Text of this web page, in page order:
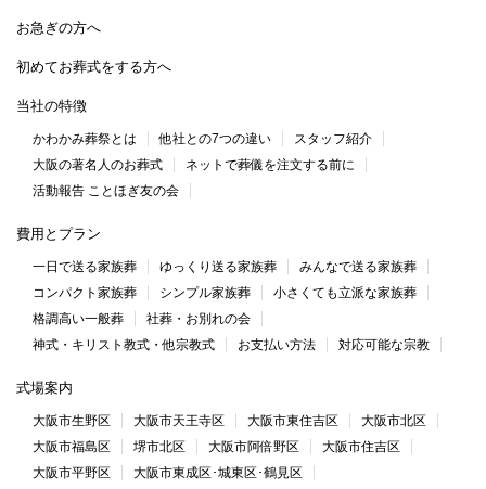
お急ぎの方へ
初めてお葬式をする方へ
当社の特徴
かわかみ葬祭とは 他社との7つの違い
スタッフ紹介
大阪の著名人のお葬式
ネットで葬儀を注文する前に
活動報告 ことほぎ友の会
費用とプラン
一日で送る家族葬 ゆっくり送る家族葬
みんなで送る家族葬
コンパクト家族葬
シンプル家族葬
小さくても立派な家族葬
格調高い一般葬
社葬・お別れの会
神式・キリスト教式・他宗教式
お支払い方法 対応可能な宗教
式場案内
大阪市生野区 大阪市天王寺区 大阪市東住吉区
大阪市北区
大阪市福島区
堺市北区 大阪市阿倍野区
大阪市住吉区
大阪市平野区
大阪市東成区･城東区･鶴見区